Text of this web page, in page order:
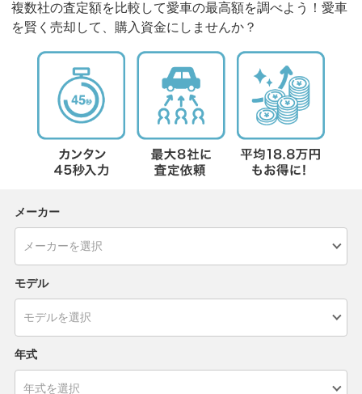
複数社の査定額を比較して愛車の最高額を調べよう！愛車
を賢く売却して、購入資金にしませんか？
メーカー
モデル
年式